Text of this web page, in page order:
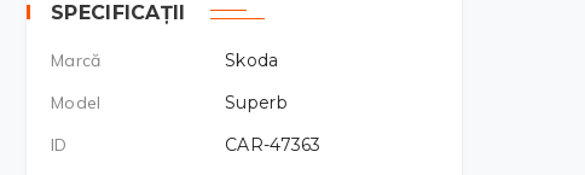
SPECIFICAȚII
Marcă
Skoda
Model
Superb
ID
CAR-47363